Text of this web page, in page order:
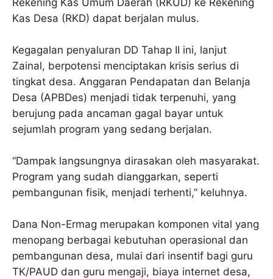
Rekening Kas Umum Daerah (RKUD) ke Rekening
Kas Desa (RKD) dapat berjalan mulus.
Kegagalan penyaluran DD Tahap II ini, lanjut
Zainal, berpotensi menciptakan krisis serius di
tingkat desa. Anggaran Pendapatan dan Belanja
Desa (APBDes) menjadi tidak terpenuhi, yang
berujung pada ancaman gagal bayar untuk
sejumlah program yang sedang berjalan.
“Dampak langsungnya dirasakan oleh masyarakat.
Program yang sudah dianggarkan, seperti
pembangunan fisik, menjadi terhenti,” keluhnya.
Dana Non-Ermag merupakan komponen vital yang
menopang berbagai kebutuhan operasional dan
pembangunan desa, mulai dari insentif bagi guru
TK/PAUD dan guru mengaji, biaya internet desa,